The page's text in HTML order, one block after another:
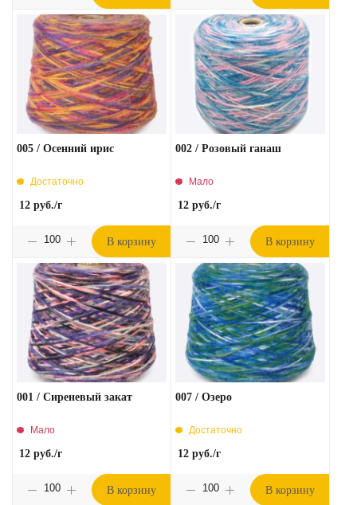
005 / Осенний ирис
Достаточно
12 руб./г
В корзину
002 / Розовый ганаш
Мало
12 руб./г
В корзину
001 / Сиреневый закат
Мало
12 руб./г
В корзину
007 / Озеро
Достаточно
12 руб./г
В корзину